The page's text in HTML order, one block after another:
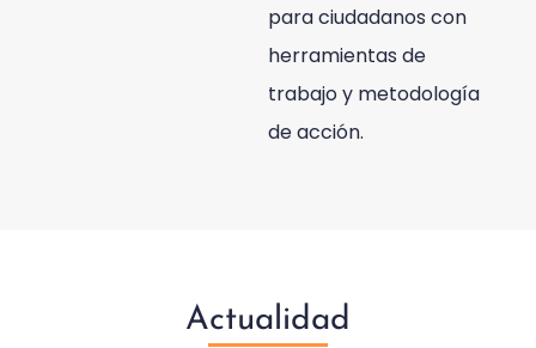
para ciudadanos con
herramientas de
trabajo y metodología
de acción.
Actualidad